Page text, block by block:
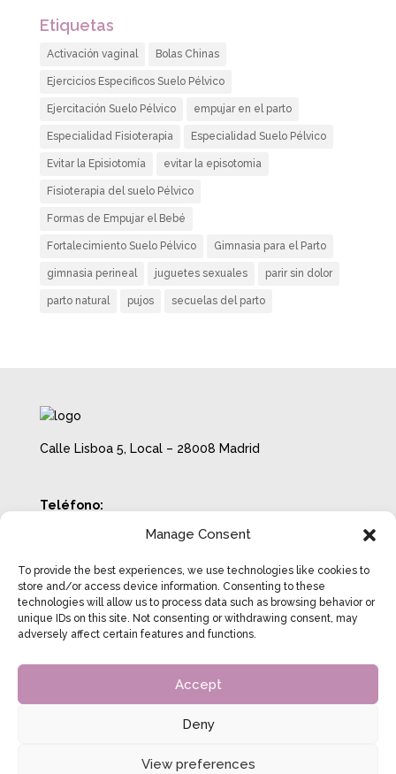
Manage Consent
To provide the best experiences, we use technologies like cookies to
store and/or access device information. Consenting to these
technologies will allow us to process data such as browsing behavior or
unique IDs on this site. Not consenting or withdrawing consent, may
adversely affect certain features and functions.
Accept
Deny
View preferences
Etiquetas
Activación vaginal Bolas Chinas
Ejercicios Especificos Suelo Pélvico
Ejercitación Suelo Pélvico empujar en el parto
Especialidad Fisioterapia Especialidad Suelo Pélvico
Evitar la Episiotomía evitar la episotomia
Fisioterapia del suelo Pélvico
Formas de Empujar el Bebé
Fortalecimiento Suelo Pélvico Gimnasia para el Parto
gimnasia perineal juguetes sexuales parir sin dolor
parto natural pujos secuelas del parto
Calle Lisboa 5, Local – 28008 Madrid
Teléfono:
info@beatrizcosgrove.com
Horario con cita previa:
Lunes a Jueves de 8:00 a 20:00
Viernes de 8:00 a 14:00
Política de Privacidad